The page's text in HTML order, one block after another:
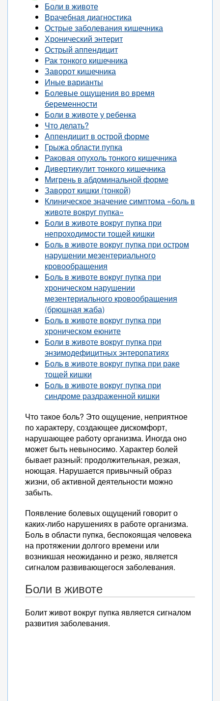
Боли в животе
Врачебная диагностика
Острые заболевания кишечника
Хронический энтерит
Острый аппендицит
Рак тонкого кишечника
Заворот кишечника
Иные варианты
Болевые ощущения во время
беременности
Боли в животе у ребенка
Что делать?
Аппендицит в острой форме
Грыжа области пупка
Раковая опухоль тонкого кишечника
Дивертикулит тонкого кишечника
Мигрень в абдоминальной форме
Заворот кишки (тонкой)
Клиническое значение симптома «боль в
животе вокруг пупка»
Боли в животе вокруг пупка при
непроходимости тощей кишки
Боль в животе вокруг пупка при остром
нарушении мезентериального
кровообращения
Боль в животе вокруг пупка при
хроническом нарушении
мезентериального кровообращения
(брюшная жаба)
Боль в животе вокруг пупка при
хроническом еюните
Боли в животе вокруг пупка при
энзимодефицитных энтеропатиях
Боль в животе вокруг пупка при раке
тощей кишки
Боль в животе вокруг пупка при
синдроме раздраженной кишки
Что такое боль? Это ощущение, неприятное
по характеру, создающее дискомфорт,
нарушающее работу организма. Иногда оно
может быть невыносимо. Характер болей
бывает разный: продолжительная, резкая,
ноющая. Нарушается привычный образ
жизни, об активной деятельности можно
забыть.
Появление болевых ощущений говорит о
каких-либо нарушениях в работе организма.
Боль в области пупка, беспокоящая человека
на протяжении долгого времени или
возникшая неожиданно и резко, является
сигналом развивающегося заболевания.
Боли в животе
Болит живот вокруг пупка является сигналом
развития заболевания.